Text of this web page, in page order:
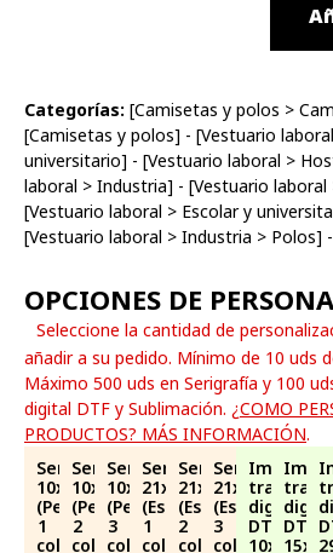
Categorías: [Camisetas y polos >
[Camisetas y polos] - [Vestuario laboral
universitario] - [Vestuario laboral >
laboral > Industria] - [Vestuario laboral
[Vestuario laboral > Escolar y
[Vestuario laboral > Industria > Polos]
OPCIONES DE
Seleccione la cantidad de
añadir a su pedido. Mínimo de 10 uds
Máximo 500 uds en Serigrafía y 100
digital DTF y Sublimación. ¿COMO
PRODUCTOS? MÁS INFORMACIÓN.
Serigrafía
10x10cm
(Pecho)
1
color
Serigrafía
10x10cm
(Pecho)
2
colores
Serigrafía
10x10cm
(Pecho)
3
colores
Serigrafía
21x29cm
(Espalda)
1
color
Serigrafía
21x29cm
(Espalda)
2
colores
Serigrafía
21x29cm
(Espalda)
3
colores
transfer
digital
DTF
10x10cm
DTF